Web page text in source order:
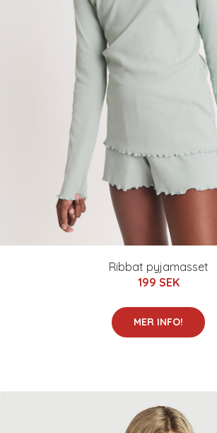
Ribbat pyjamasset
199 SEK
MER INFO!